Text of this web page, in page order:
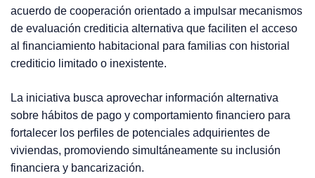
acuerdo de cooperación orientado a impulsar mecanismos
de evaluación crediticia alternativa que faciliten el acceso
al financiamiento habitacional para familias con historial
crediticio limitado o inexistente.
La iniciativa busca aprovechar información alternativa
sobre hábitos de pago y comportamiento financiero para
fortalecer los perfiles de potenciales adquirientes de
viviendas, promoviendo simultáneamente su inclusión
financiera y bancarización.